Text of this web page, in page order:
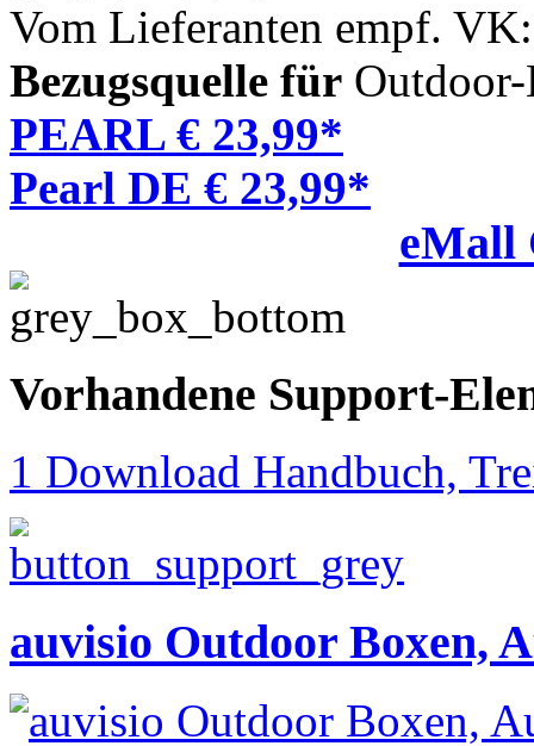
Vom Lieferanten empf.
Bezugsquelle für
PEARL € 23,99*
Pearl DE € 23,99*
eMall
Vorhandene Support-
1 Download Handbuch,
auvisio Outdoor Boxen,